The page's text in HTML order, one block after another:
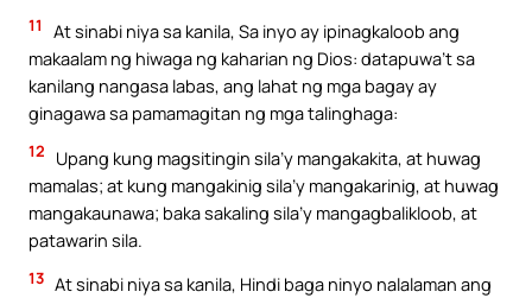
11
At sinabi niya sa kanila, Sa inyo ay ipinagkaloob ang
makaalam ng hiwaga ng kaharian ng Dios: datapuwa’t sa
kanilang nangasa labas, ang lahat ng mga bagay ay
ginagawa sa pamamagitan ng mga talinghaga:
12
Upang kung magsitingin sila’y mangakakita, at huwag
mamalas; at kung mangakinig sila’y mangakarinig, at huwag
mangakaunawa; baka sakaling sila’y mangagbalikloob, at
patawarin sila.
13 At sinabi niya sa kanila, Hindi baga ninyo nalalaman ang